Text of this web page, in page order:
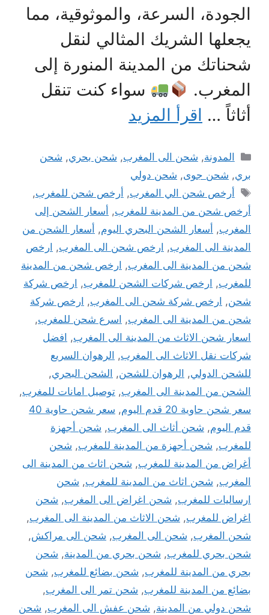
الجودة، السرعة، والموثوقية، مما
يجعلها الشريك المثالي لنقل
شحناتك من المدينة المنورة إلى
المغرب.
سواء كنت تنقل
أثاثاً … اقرأ المزيد
التصنيفات
المدونة, شحن الى المغرب, شحن بحري, شحن
بري, شحن جوى, شحن دولي
الوسوم
أرخص شحن الي المغرب, أرخص شحن للمغرب,
أرخص شحن من المدينة للمغرب, أسعار الشحن إلى
المغرب, أسعار الشحن البحري اليوم, أسعار الشحن من
المدينة الى المغرب, ارخص شحن الى المغرب, ارخص
شحن من المدينة الى المغرب, ارخص شحن من المدينة
للمغرب, ارخص شركات الشحن للمغرب, ارخص شركة
شحن, ارخص شركة شحن الى المغرب, ارخص شركة
شحن من المدينة الى المغرب, اسرع شحن للمغرب,
اسعار شحن الاثاث من المدينة الى المغرب, افضل
شركات نقل الاثاث الى المغرب, الرهوان السريع
للشحن الدولي, الرهوان للشحن, الشحن البحري,
الشحن من المدينة الى المغرب, توصيل امانات للمغرب,
سعر شحن حاوية 20 قدم اليوم
,
سعر شحن حاوية 40
قدم اليوم, شحن أثاث الى المغرب, شحن أجهزة
للمغرب, شحن أجهزة من المدينة للمغرب, شحن
أغراض من المدينة للمغرب, شحن اثاث من المدينة الى
المغرب, شحن اثاث من المدينة للمغرب, شحن
ارساليات للمغرب, شحن اغراض الى المغرب, شحن
اغراض للمغرب, شحن الاثاث من المدينة الى المغرب,
شحن المغرب, شحن الى المغرب, شحن الى مراكش,
شحن بحري للمغرب, شحن بحري من المدينة, شحن
بحري من المدينة للمغرب, شحن بضائع للمغرب, شحن
بضائع من المدينة للمغرب, شحن تمر الى المغرب,
شحن دولي من المدينة, شحن عفش الى المغرب, شحن